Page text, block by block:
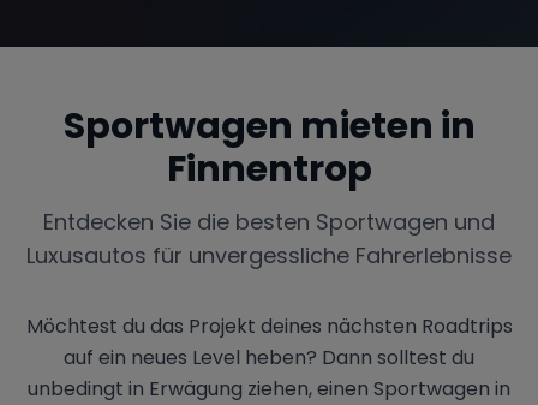
Sportwagen mieten in
Finnentrop
Entdecken Sie die besten Sportwagen und
Luxusautos für unvergessliche Fahrerlebnisse
Möchtest du das Projekt deines nächsten Roadtrips
auf ein neues Level heben? Dann solltest du
unbedingt in Erwägung ziehen, einen Sportwagen in